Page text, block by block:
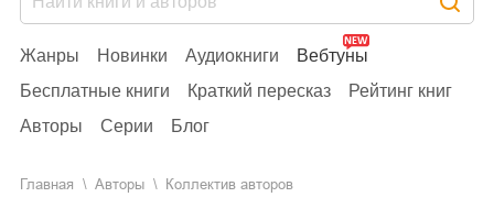
Жанры Новинки Аудиокниги
Вебтуны
Бесплатные книги
Краткий пересказ
Рейтинг книг
Авторы
Серии Блог
Главная Aвторы Коллектив авторов